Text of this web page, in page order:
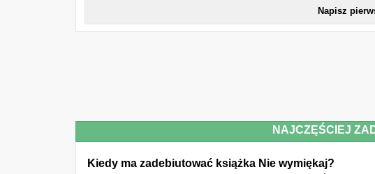
Powyższy
Napisz
NAJCZĘŚCIEJ
Kiedy ma zadebiutować książka Nie wymiękaj?